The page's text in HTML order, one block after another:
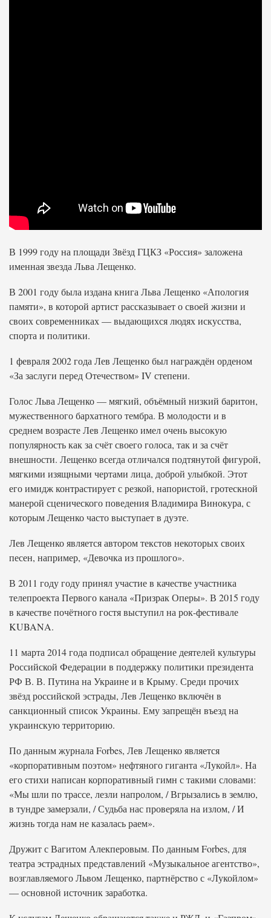
В 1999 году на площади Звёзд ГЦКЗ «Россия» заложена
именная звезда Льва Лещенко.
В 2001 году была издана книга Льва Лещенко «Апология
памяти», в которой артист рассказывает о своей жизни и
своих современниках — выдающихся людях искусства,
спорта и политики.
1 февраля 2002 года Лев Лещенко был награждён орденом
«За заслуги перед Отечеством» IV степени.
Голос Льва Лещенко — мягкий, объёмный низкий баритон,
мужественного бархатного тембра. В молодости и в
среднем возрасте Лев Лещенко имел очень высокую
популярность как за счёт своего голоса, так и за счёт
внешности. Лещенко всегда отличался подтянутой фигурой,
мягкими изящными чертами лица, доброй улыбкой. Этот
его имидж контрастирует с резкой, напористой, гротескной
манерой сценического поведения Владимира Винокура, с
которым Лещенко часто выступает в дуэте.
Лев Лещенко является автором текстов некоторых своих
песен, например, «Девочка из прошлого».
В 2011 году году принял участие в качестве участника
телепроекта Первого канала «Призрак Оперы». В 2015 году
в качестве почётного гостя выступил на рок-фестивале
KUBANA.
11 марта 2014 года подписал обращение деятелей культуры
Российской Федерации в поддержку политики президента
РФ В. В. Путина на Украине и в Крыму. Среди прочих
звёзд российской эстрады, Лев Лещенко включён в
санкционный список Украины. Ему запрещён въезд на
украинскую территорию.
По данным журнала Forbes, Лев Лещенко является
«корпоративным поэтом» нефтяного гиганта «Лукойл». На
его стихи написан корпоративный гимн с такими словами:
«Мы шли по трассе, лезли напролом, / Вгрызались в землю,
в тундре замерзали, / Судьба нас проверяла на излом, / И
жизнь тогда нам не казалась раем».
Дружит с Вагитом Алекперовым. По данным Forbes, для
театра эстрадных представлений «Музыкальное агентство»,
возглавляемого Львом Лещенко, партнёрство с «Лукойлом»
— основной источник заработка.